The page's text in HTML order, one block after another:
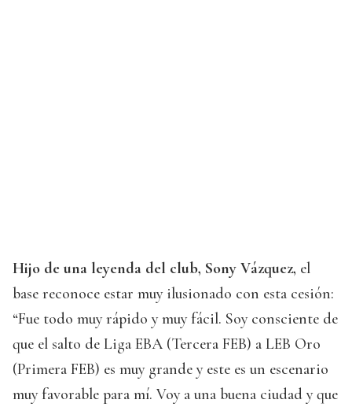
Hijo de una leyenda del club, Sony Vázquez, el
base reconoce estar muy ilusionado con esta cesión:
“Fue todo muy rápido y muy fácil. Soy consciente de
que el salto de Liga EBA (Tercera FEB) a LEB Oro
(Primera FEB) es muy grande y este es un escenario
muy favorable para mí. Voy a una buena ciudad y que